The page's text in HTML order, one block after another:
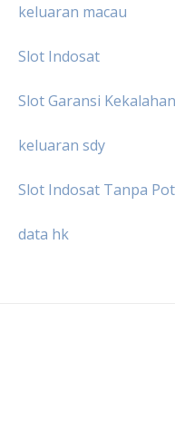
keluaran macau
Slot Indosat
Slot Garansi Kekalahan
keluaran sdy
Slot Indosat Tanpa
data hk